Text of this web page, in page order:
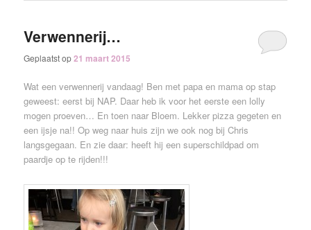
Verwennerij…
Geplaatst op21 maart 2015
Wat een verwennerij vandaag! Ben met papa en mama op stap
geweest: eerst bij NAP. Daar heb ik voor het eerste een lolly
mogen proeven… En toen naar Bloem. Lekker pizza gegeten en
een ijsje na!! Op weg naar huis zijn we ook nog bij Chris
langsgegaan. En zie daar: heeft hij een superschildpad om
paardje op te rijden!!!